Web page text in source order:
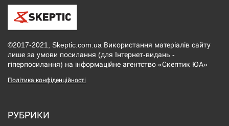
©2017-2021, Skeptic.com.ua Використання матеріалів сайту
лише за умови посилання (для Інтернет-видань -
гіперпосилання) на інформаційне агентство «Скептик ЮА»
Політика конфіденційності
РУБРИКИ